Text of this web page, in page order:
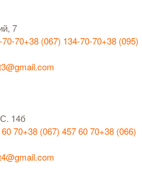
7
70+38 (067) 134-70-70+38 (095)
14б
70+38 (067) 457 60 70+38 (066)